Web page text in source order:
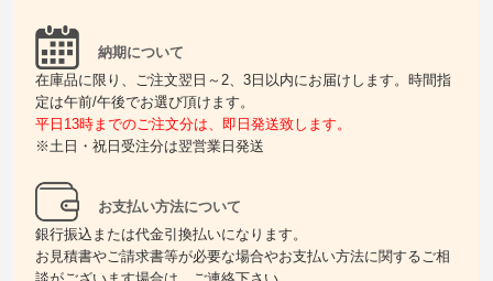
納期について
在庫品に限り、ご注文翌日～2、3日以内にお届けします。時間指
定は午前/午後でお選び頂けます。
平日13時までのご注文分は、即日発送致します。
※土日・祝日受注分は翌営業日発送
お支払い方法について
銀行振込または代金引換払いになります。
お見積書やご請求書等が必要な場合やお支払い方法に関するご相